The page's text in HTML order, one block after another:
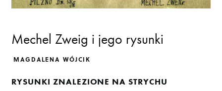
Mechel Zweig i jego rysunki
MAGDALENA WÓJCIK
RYSUNKI ZNALEZIONE NA STRYCHU